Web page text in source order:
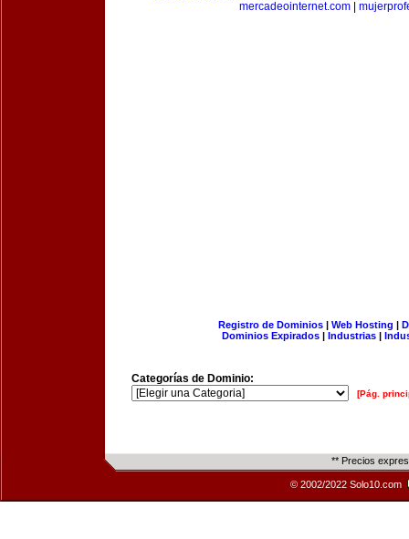
mercadeointernet.com|
Registro de Dominios| Web Hosting |
Dominios Expirados | Industrias |
Categorías de Dominio:
[Pág.
** Precios
© 2002/2022 Solo10.com